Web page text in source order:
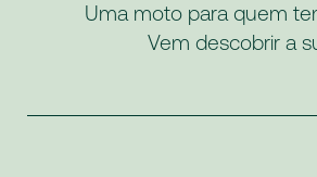
Uma moto para quem
Vem descobrir a